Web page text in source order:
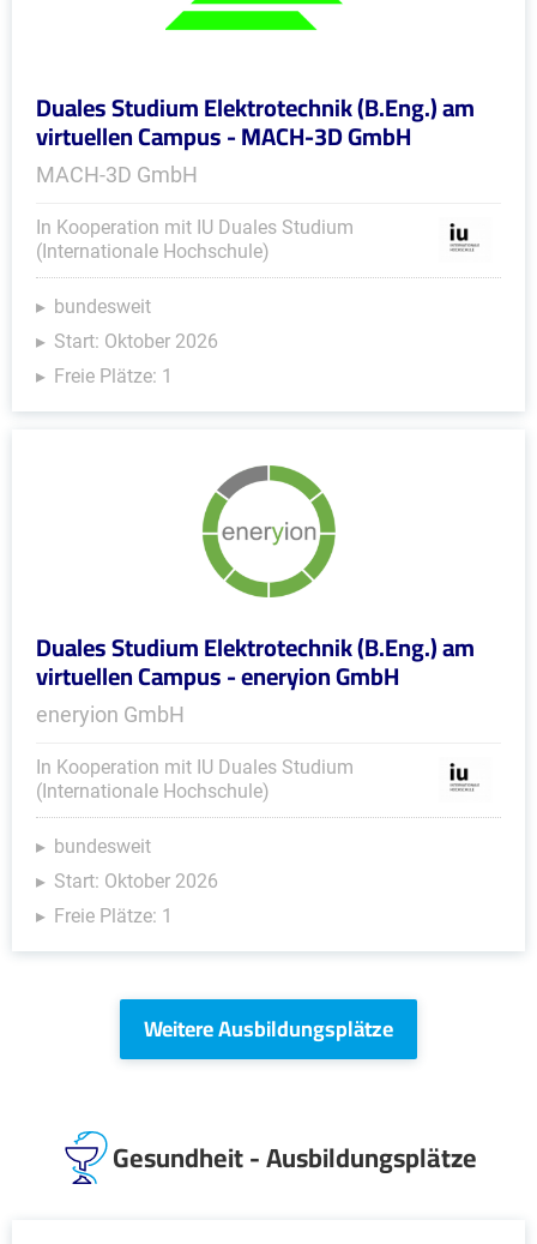
Duales Studium Elektrotechnik (B.Eng.) am
virtuellen Campus - MACH-3D GmbH
MACH-3D GmbH
In Kooperation mit IU Duales Studium
(Internationale Hochschule)
bundesweit
Start: Oktober 2026
Freie Plätze: 1
Duales Studium Elektrotechnik (B.Eng.) am
virtuellen Campus - eneryion GmbH
eneryion GmbH
In Kooperation mit IU Duales Studium
(Internationale Hochschule)
bundesweit
Start: Oktober 2026
Freie Plätze: 1
Weitere Ausbildungsplätze
Gesundheit - Ausbildungsplätze